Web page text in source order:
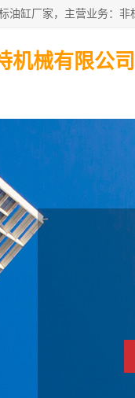
机械有限公司